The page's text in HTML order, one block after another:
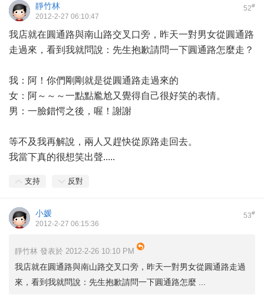
52#
靜竹林
2012-2-27 06:10:47
我店就在圓通路與南山路交叉口旁，昨天一對男女從圓通路
走過來，看到我就問說：先生抱歉請問一下圓通路怎麼走？
我：阿！你們剛剛就是從圓通路走過來的
女：阿～～～一點點尷尬又覺得自己很好笑的表情。
男：一臉錯愕之後，喔！謝謝
等不及我再解說，兩人又趕快從原路走回去。
我當下真的很想笑出聲.....
支持 反對
53#
小媛
2012-2-27 06:15:36
靜竹林 發表於 2012-2-26 10:10 PM
我店就在圓通路與南山路交叉口旁，昨天一對男女從圓通路走過
來，看到我就問說：先生抱歉請問一下圓通路怎麼 ...